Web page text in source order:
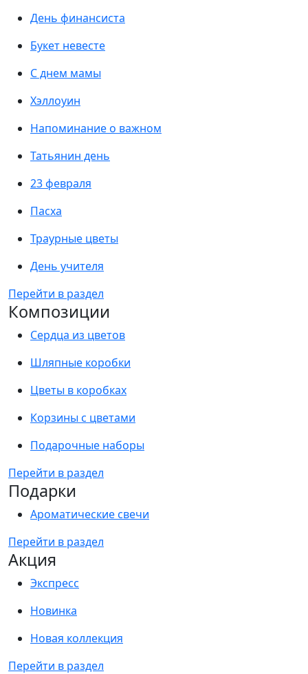
День финансиста
Букет невесте
С днем мамы
Хэллоуин
Напоминание о важном
Татьянин день
23 февраля
Пасха
Траурные цветы
День учителя
Перейти в раздел
Композиции
Сердца из цветов
Шляпные коробки
Цветы в коробках
Корзины с цветами
Подарочные наборы
Перейти в раздел
Подарки
Ароматические свечи
Перейти в раздел
Акция
Экспресс
Новинка
Новая коллекция
Перейти в раздел